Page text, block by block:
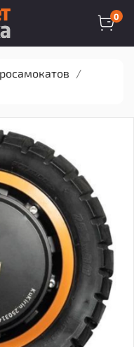
0